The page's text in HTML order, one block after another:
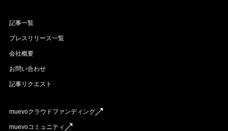
記事一覧
プレスリリース一覧
会社概要
お問い合わせ
記事リクエスト
muevoクラウドファンディング
muevoコミュニティ